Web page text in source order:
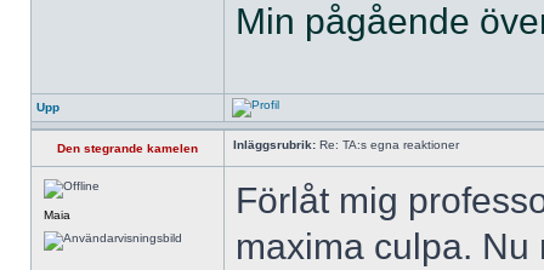
Min pågående
Upp
Den stegrande kamelen Inläggsrubrik: Re: TA:s egna reaktioner
Maia
Förlåt mig
maxima culpa.